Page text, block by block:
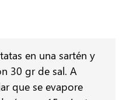
en una sartén y
30 gr de sal. A
que se evapore